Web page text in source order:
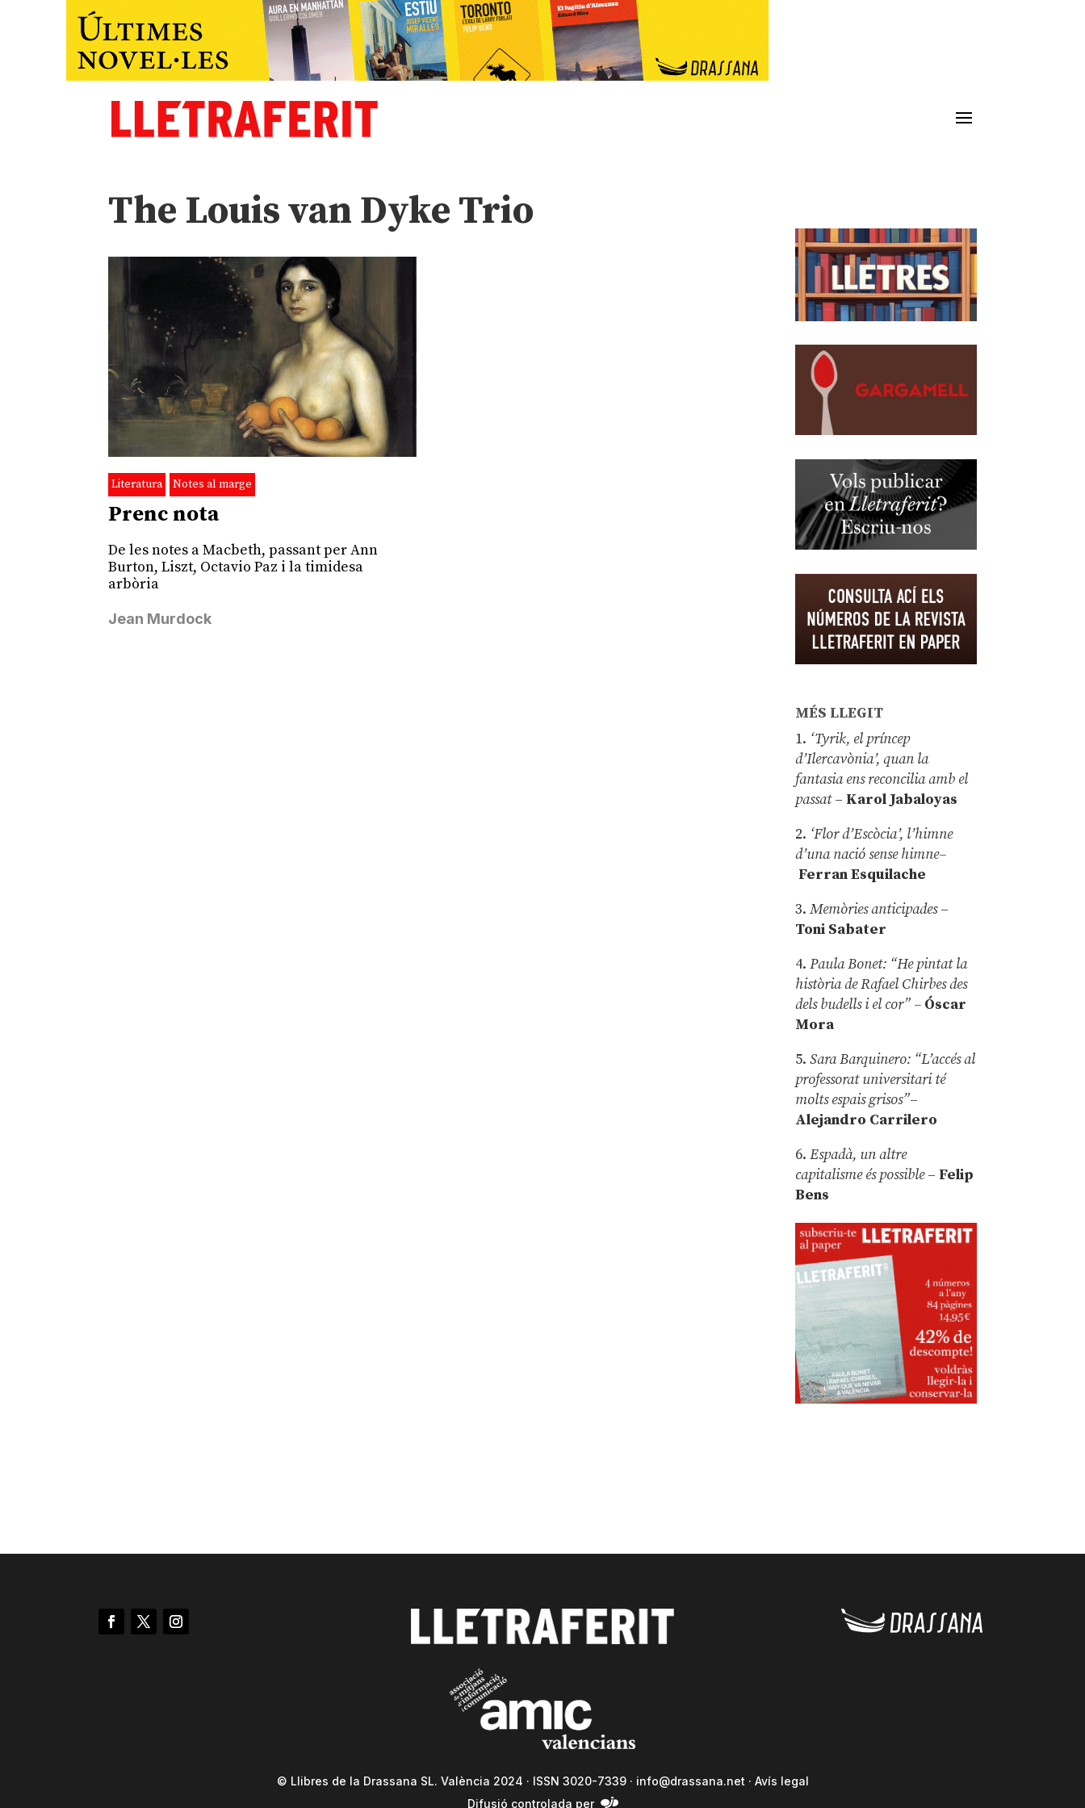
The Louis van Dyke Trio
Literatura Notes al marge
Prenc nota
De les notes a Macbeth, passant per Ann
Burton, Liszt, Octavio Paz i la timidesa
arbòria
Jean Murdock
MÉS LLEGIT
1. ‘Tyrik, el príncep
d’Ilercavònia’, quan la
fantasia ens reconcilia amb el
passat– Karol Jabaloyas
2. ‘Flor d’Escòcia’, l’himne
d’una nació sense himne–
Ferran Esquilache
3.Memòries anticipades–
Toni Sabater
4.Paula Bonet: “He pintat la
història de Rafael Chirbes des
dels budells i el cor” – Óscar
Mora
5.Sara Barquinero: “L’accés al
professorat universitari té
molts espais grisos”–
Alejandro Carrilero
6.Espadà, un altre
capitalisme és possible – Felip
Bens
© Llibres de la Drassana SL. València 2024 · ISSN 3020-7339 · info@drassana.net · Avís legal
Difusió controlada per